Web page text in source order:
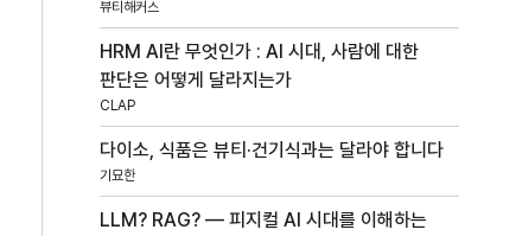
뷰티해커스
HRM AI란 무엇인가 : AI 시대, 사람에 대한
판단은 어떻게 달라지는가
CLAP
다이소, 식품은 뷰티·건기식과는 달라야 합니다
기묘한
LLM? RAG? — 피지컬 AI 시대를 이해하는